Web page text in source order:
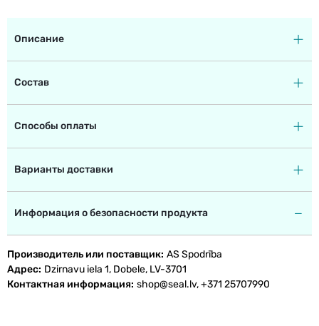
Описание
Состав
Способы оплаты
Варианты доставки
Информация о безопасности продукта
Производитель или поставщик AS Spodrība
Адрес Dzirnavu iela 1, Dobele, LV-3701
Контактная информация shop@seal.lv, +371 25707990